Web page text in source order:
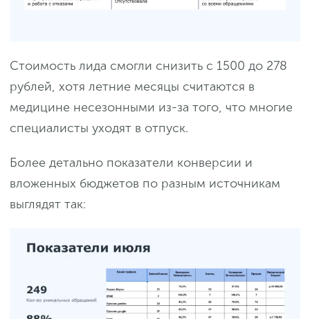
Стоимость лида смогли снизить с 1500 до 278
рублей, хотя летние месяцы считаются в
медицине несезонными из-за того, что многие
специалисты уходят в отпуск.
Более детально показатели конверсии и
вложенных бюджетов по разным источникам
выглядят так: